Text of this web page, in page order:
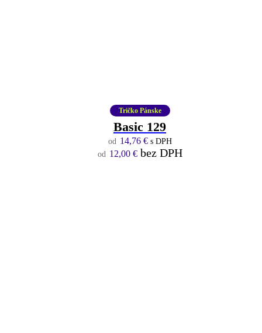
Tričko Pánske
Basic 129
14,76 € s DPH
12,00 €bez DPH